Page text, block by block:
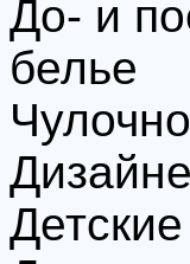
До- и
белье